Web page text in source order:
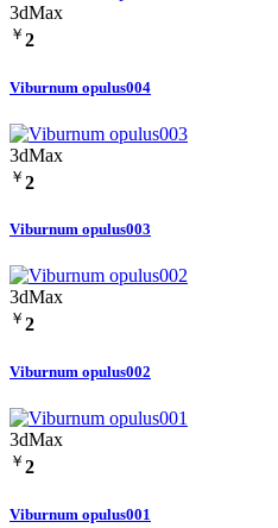
3dMax
￥ 2
Viburnum opulus004
3dMax
￥ 2
Viburnum opulus003
3dMax
￥ 2
Viburnum opulus002
3dMax
￥ 2
Viburnum opulus001